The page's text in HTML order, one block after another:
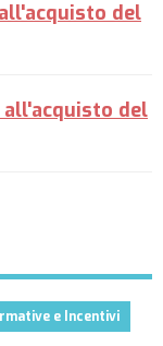
del
all'acquisto del
e Incentivi